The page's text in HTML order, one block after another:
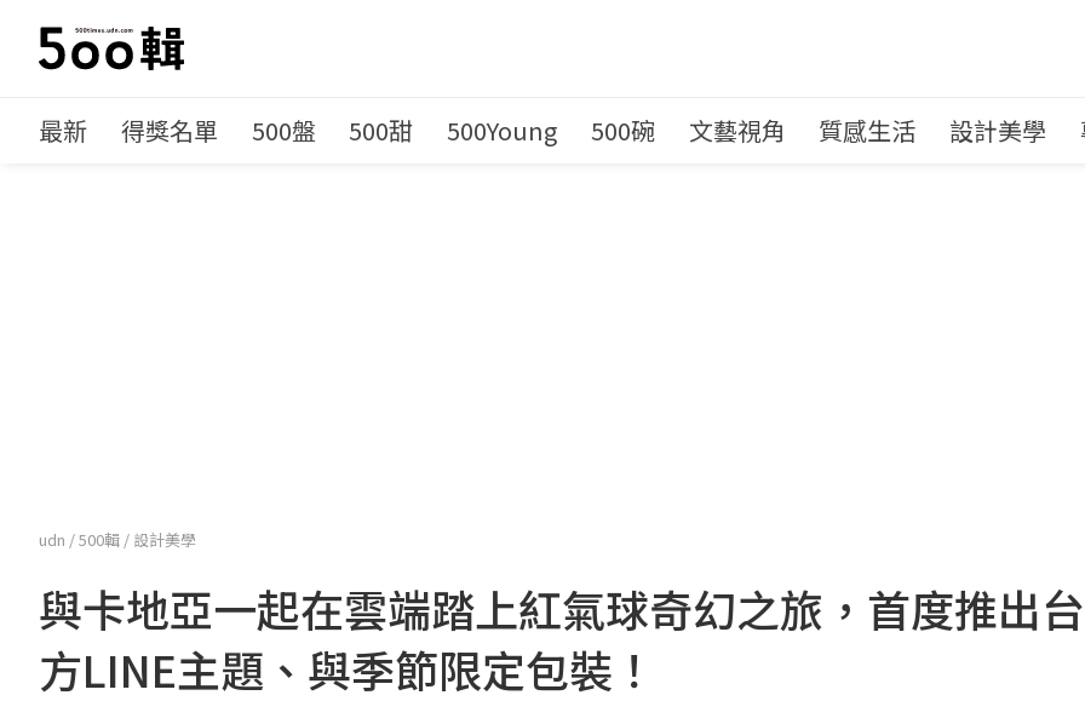
最新 得獎名單 500盤 500甜 500Young 500碗 文藝視角 質感生活 設計美學
udn /500輯 / 設計美學
與卡地亞一起在雲端踏上紅氣球奇幻之旅，首度推出
方LINE主題、與季節限定包裝！